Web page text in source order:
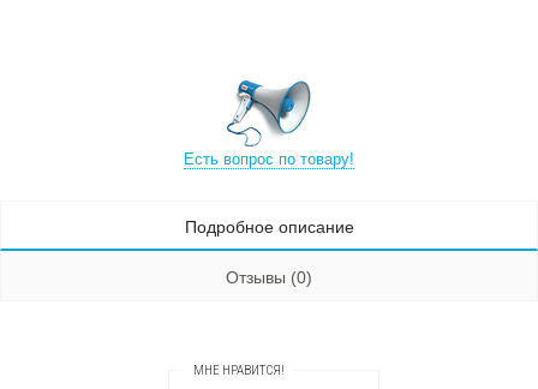
Есть вопрос по товару!
Подробное описание
Отзывы (0)
МНЕ НРАВИТСЯ!